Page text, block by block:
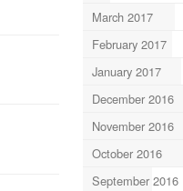
March 2017
February 2017
January 2017
December 2016
November 2016
October 2016
September 2016